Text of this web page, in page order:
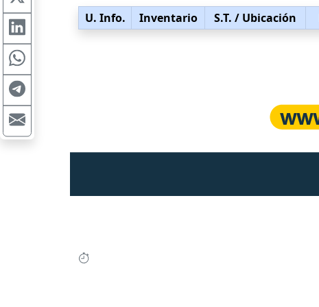
U. Info. Inventario S.T. / Ubicación